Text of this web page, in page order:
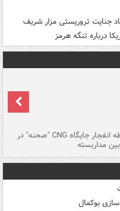
جنایت تروریستی مزار شریف
درباره تنگه هرمز
لحظه انفجار جایگاه CNG "صحنه" در
مداربسته
بوکمال